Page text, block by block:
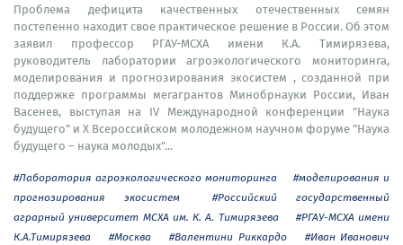
Проблема дефицита качественных отечественных семян
постепенно находит свое практическое решение в России. Об этом
заявил профессор РГАУ-МСХА имени К.А. Тимирязева,
руководитель лаборатории агроэкологического мониторинга,
моделирования и прогнозирования экосистем , созданной при
поддержке программы мегагрантов Минобрнауки России, Иван
Васенев, выступая на IV Международной конференции "Наука
будущего" и X Всероссийском молодежном научном форуме "Наука
будущего – наука молодых"...
#Лаборатория агроэкологического мониторинга
#моделирования и
прогнозирования экосистем
#Российский государственный
аграрный университет МСХА им. К. А. Тимирязева
#РГАУ-МСХА имени
К.А.Тимирязева
#Москва #Валентини Риккардо
#Иван Иванович